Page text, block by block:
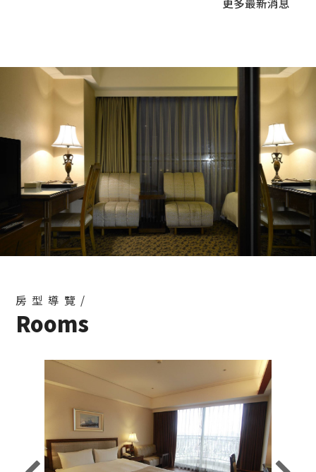
車位月租開放招租 2024-05-08
新北市連三週點亮淡水夜空 三場逾萬發煙火首度
搭河上燈光秀
2026-08-05
房型導覽/
Rooms